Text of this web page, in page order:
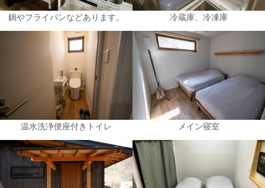
鍋やフライパンなどあります。 冷蔵庫、冷凍庫
温水洗浄便座付きトイレ メイン寝室